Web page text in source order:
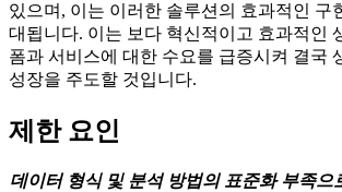
있으며, 이는 이러한 솔루션의 효과적인 구
대됩니다. 이는 보다 혁신적이고 효과적인
폼과 서비스에 대한 수요를 급증시켜 결국
성장을 주도할 것입니다.
제한 요인
데이터 형식 및 분석 방법의 표준화 부족으